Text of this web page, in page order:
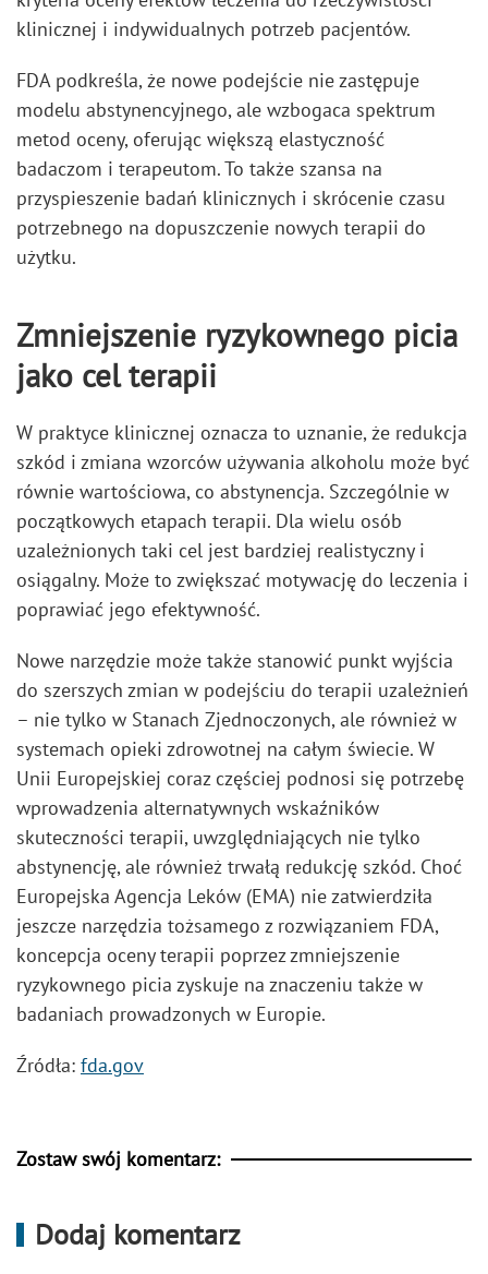
klinicznej i indywidualnych potrzeb pacjentów.
FDA podkreśla, że nowe podejście nie zastępuje
modelu abstynencyjnego, ale wzbogaca spektrum
metod oceny, oferując większą elastyczność
badaczom i terapeutom. To także szansa na
przyspieszenie badań klinicznych i skrócenie czasu
potrzebnego na dopuszczenie nowych terapii do
użytku.
Zmniejszenie ryzykownego picia
jako cel terapii
W praktyce klinicznej oznacza to uznanie, że redukcja
szkód i zmiana wzorców używania alkoholu może być
równie wartościowa, co abstynencja. Szczególnie w
początkowych etapach terapii. Dla wielu osób
uzależnionych taki cel jest bardziej realistyczny i
osiągalny. Może to zwiększać motywację do leczenia i
poprawiać jego efektywność.
Nowe narzędzie może także stanowić punkt wyjścia
do szerszych zmian w podejściu do terapii uzależnień
– nie tylko w Stanach Zjednoczonych, ale również w
systemach opieki zdrowotnej na całym świecie. W
Unii Europejskiej coraz częściej podnosi się potrzebę
wprowadzenia alternatywnych wskaźników
skuteczności terapii, uwzględniających nie tylko
abstynencję, ale również trwałą redukcję szkód. Choć
Europejska Agencja Leków (EMA) nie zatwierdziła
jeszcze narzędzia tożsamego z rozwiązaniem FDA,
koncepcja oceny terapii poprzez zmniejszenie
ryzykownego picia zyskuje na znaczeniu także w
badaniach prowadzonych w Europie.
Źródła: fda.gov
Zostaw swój komentarz:
Dodaj komentarz